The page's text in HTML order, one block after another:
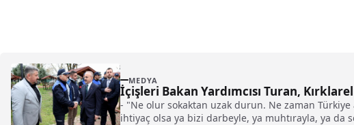
MEDYA
İçişleri Bakan Yardımcısı Turan,
- "Ne olur sokaktan uzak durun. Ne zaman
ihtiyaç olsa ya bizi darbeyle, ya muhtırayla, ya da